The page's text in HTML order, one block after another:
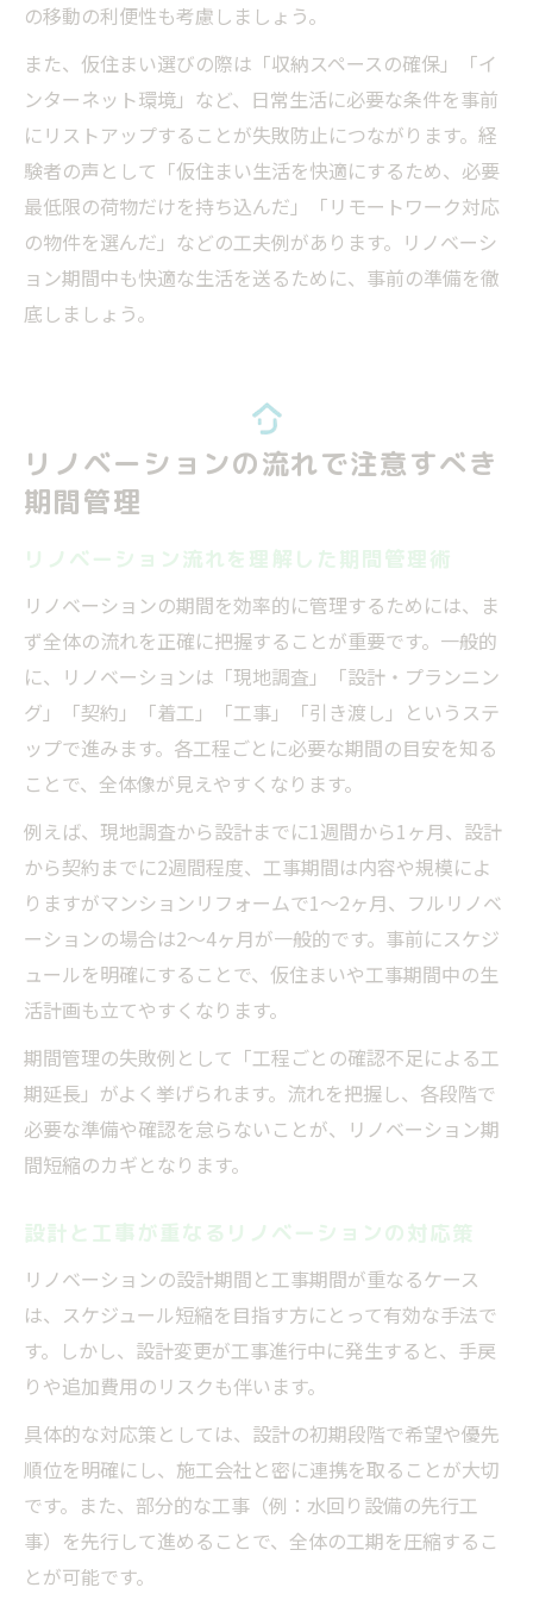
の移動の利便性も考慮しましょう。
また、仮住まい選びの際は「収納スペースの確保」「イ
ンターネット環境」など、日常生活に必要な条件を事前
にリストアップすることが失敗防止につながります。経
験者の声として「仮住まい生活を快適にするため、必要
最低限の荷物だけを持ち込んだ」「リモートワーク対応
の物件を選んだ」などの工夫例があります。リノベーシ
ョン期間中も快適な生活を送るために、事前の準備を徹
底しましょう。
リノベーションの流れで注意すべき
期間管理
リノベーション流れを理解した期間管理術
リノベーションの期間を効率的に管理するためには、ま
ず全体の流れを正確に把握することが重要です。一般的
に、リノベーションは「現地調査」「設計・プランニン
グ」「契約」「着工」「工事」「引き渡し」というステ
ップで進みます。各工程ごとに必要な期間の目安を知る
ことで、全体像が見えやすくなります。
例えば、現地調査から設計までに1週間から1ヶ月、設計
から契約までに2週間程度、工事期間は内容や規模によ
りますがマンションリフォームで1～2ヶ月、フルリノベ
ーションの場合は2～4ヶ月が一般的です。事前にスケジ
ュールを明確にすることで、仮住まいや工事期間中の生
活計画も立てやすくなります。
期間管理の失敗例として「工程ごとの確認不足による工
期延長」がよく挙げられます。流れを把握し、各段階で
必要な準備や確認を怠らないことが、リノベーション期
間短縮のカギとなります。
設計と工事が重なるリノベーションの対応策
リノベーションの設計期間と工事期間が重なるケース
は、スケジュール短縮を目指す方にとって有効な手法で
す。しかし、設計変更が工事進行中に発生すると、手戻
りや追加費用のリスクも伴います。
具体的な対応策としては、設計の初期段階で希望や優先
順位を明確にし、施工会社と密に連携を取ることが大切
です。また、部分的な工事（例：水回り設備の先行工
事）を先行して進めることで、全体の工期を圧縮するこ
とが可能です。